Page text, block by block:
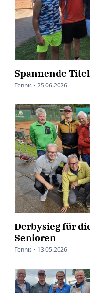
Spannende
Tennis • 25.06.2026
Derbysieg für
Senioren
Tennis • 13.05.2026